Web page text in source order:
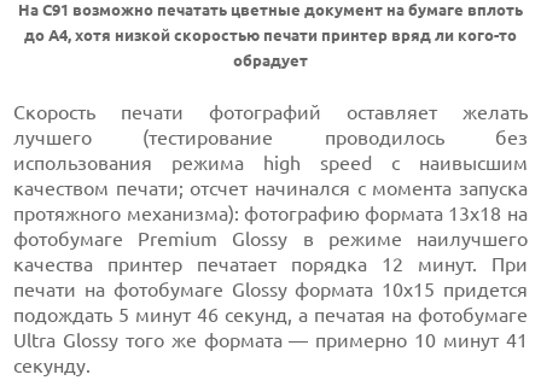
На C91 возможно печатать цветные документ на бумаге вплоть
до A4, хотя низкой скоростью печати принтер вряд ли кого-то
обрадует
Скорость печати фотографий оставляет желать
лучшего (тестирование проводилось без
использования режима high speed с наивысшим
качеством печати; отсчет начинался с момента запуска
протяжного механизма): фотографию формата 13x18 на
фотобумаге Premium Glossy в режиме наилучшего
качества принтер печатает порядка 12 минут. При
печати на фотобумаге Glossy формата 10x15 придется
подождать 5 минут 46 секунд, а печатая на фотобумаге
Ultra Glossy того же формата — примерно 10 минут 41
секунду.